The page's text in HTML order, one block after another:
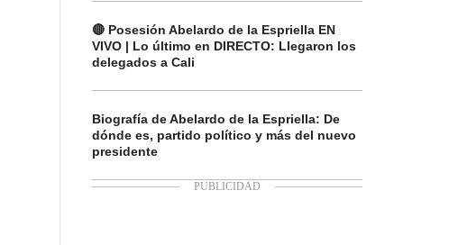
🔴 Posesión Abelardo de la Espriella EN
VIVO | Lo último en DIRECTO: Llegaron los
delegados a Cali
Biografía de Abelardo de la Espriella: De
dónde es, partido político y más del nuevo
presidente